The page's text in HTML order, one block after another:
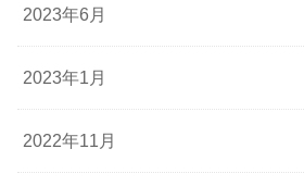
2023年6月
2023年1月
2022年11月